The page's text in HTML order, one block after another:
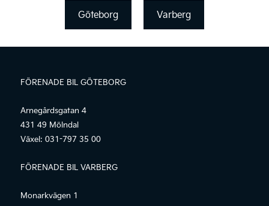
Göteborg Varberg
FÖRENADE BIL GÖTEBORG
Arnegårdsgatan 4
431 49 Mölndal
Växel: 031-797 35 00
FÖRENADE BIL VARBERG
Monarkvägen 1